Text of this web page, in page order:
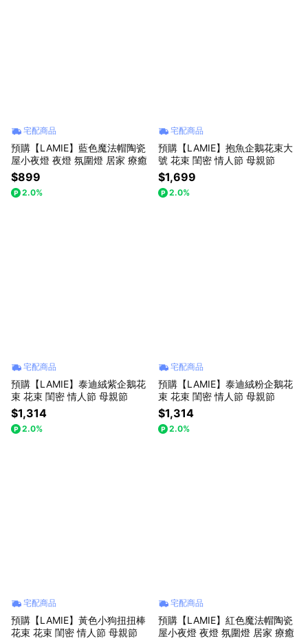
宅配商品
預購【LAMIE】藍色魔法帽陶瓷
屋小夜燈 夜燈 氛圍燈 居家 療癒
$899
2.0%
宅配商品
預購【LAMIE】抱魚企鵝花束大
號 花束 閨密 情人節 母親節
$1,699
2.0%
宅配商品
預購【LAMIE】泰迪絨紫企鵝花
束 花束 閨密 情人節 母親節
$1,314
2.0%
宅配商品
預購【LAMIE】泰迪絨粉企鵝花
束 花束 閨密 情人節 母親節
$1,314
2.0%
宅配商品
預購【LAMIE】黃色小狗扭扭棒
花束 花束 閨密 情人節 母親節
宅配商品
預購【LAMIE】紅色魔法帽陶瓷
屋小夜燈 夜燈 氛圍燈 居家 療癒